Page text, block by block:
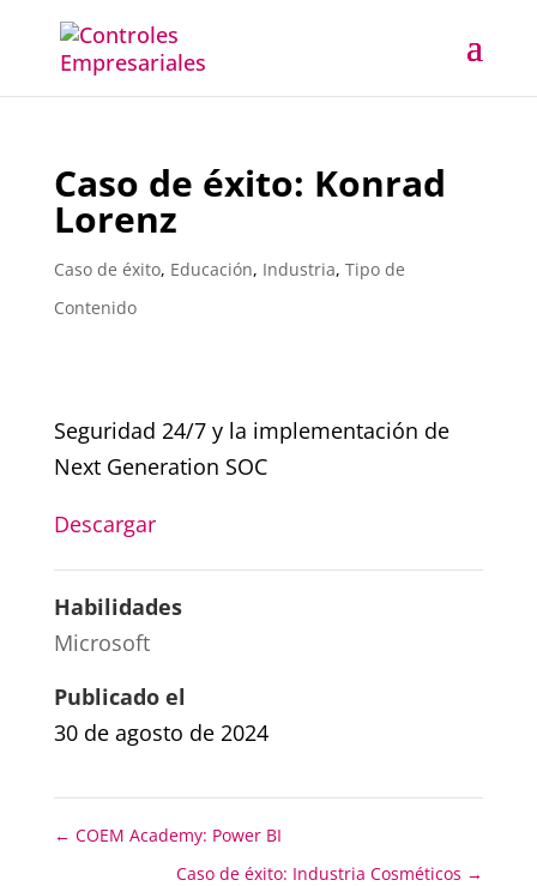
Caso de éxito: Konrad
Lorenz
Caso de éxito, Educación, Industria, Tipo de
Contenido
Seguridad 24/7 y la implementación de
Next Generation SOC
Descargar
Habilidades
Microsoft
Publicado el
30 de agosto de 2024
← COEM Academy: Power BI
Caso de éxito: Industria Cosméticos →